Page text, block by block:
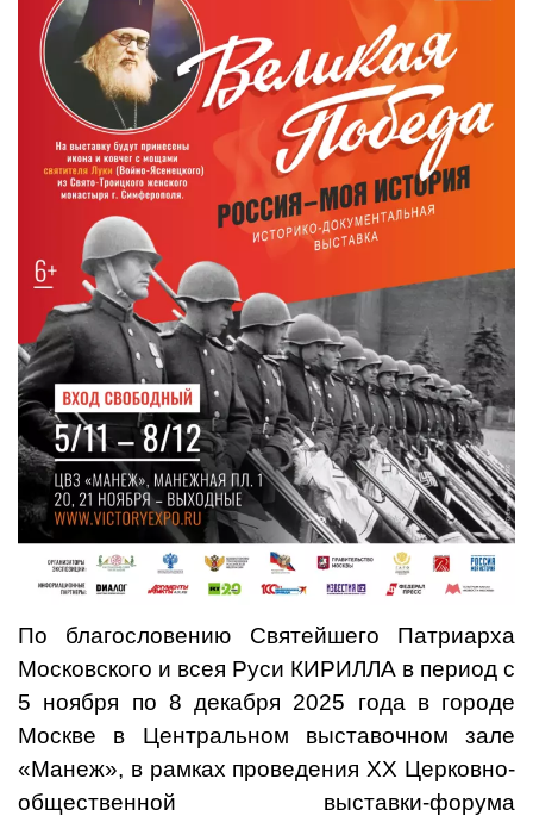
По благословению Святейшего Патриарха
Московского и всея Руси КИРИЛЛА в период с
5 ноября по 8 декабря 2025 года в городе
Москве в Центральном выставочном зале
«Манеж», в рамках проведения XX Церковно-
общественной выставки-форума